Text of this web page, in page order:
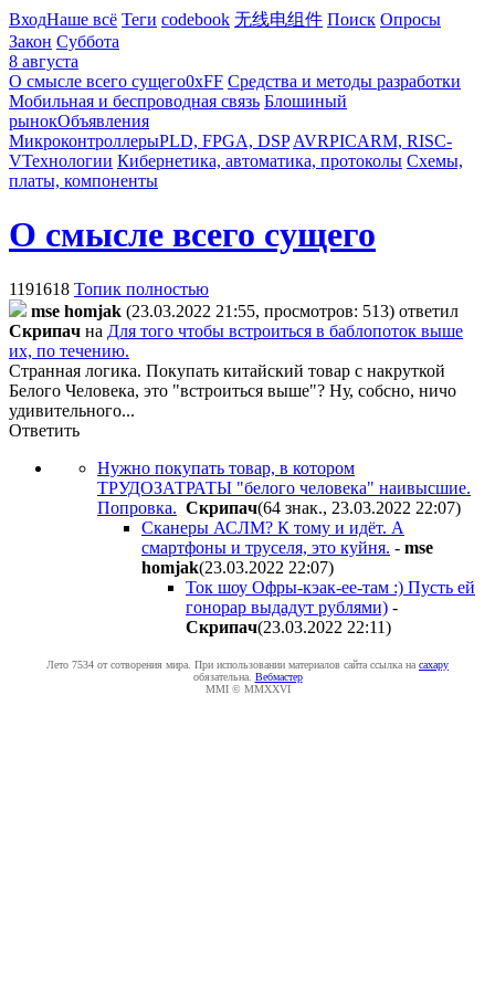
ВходНаше всё Теги codebook 无线电组件 Поиск Опросы
Закон Суббота
8 августа
О смысле всего сущего0xFF Средства и методы разработки
Мобильная и беспроводная связь Блошиный
рынокОбъявления
МикроконтроллерыPLD, FPGA, DSP AVRPICARM, RISC-
VТехнологии Кибернетика, автоматика, протоколы Схемы,
платы, компоненты
О смысле всего сущего
1191618 Топик полностью
mse homjak (23.03.2022 21:55, просмотров: 513) ответил
Cкpипaч на Для того чтобы встроиться в баблопоток выше
их, по течению.
Странная логика. Покупать китайский товар с накруткой
Белого Человека, это "встроиться выше"? Ну, собсно, ничо
удивительного...
Ответить
Нужно покупать товар, в котором
ТРУДОЗАТРАТЫ "белого человека" наивысшие.
Попровка. Cкpипaч(64 знак., 23.03.2022 22:07)
Сканеры АСЛМ? К тому и идёт. А
смартфоны и труселя, это куйня. - mse
homjak(23.03.2022 22:07)
Ток шоу Офры-кэак-ее-там :) Пусть ей
гонорар выдадут рублями) -
Cкpипaч(23.03.2022 22:11)
Лето 7534 от сотворения мира. При использовании материалов сайта ссылка на caxapу
обязательна. Вебмастер
MMI © MMXXVI